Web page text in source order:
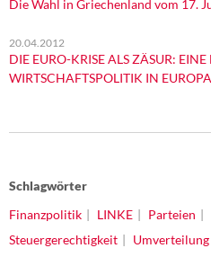
Die Wahl in Griechenland vom 17.
20.04.2012
DIE EURO-KRISE ALS ZÄSUR:
WIRTSCHAFTSPOLITIK IN EUROPA
Schlagwörter
Finanzpolitik
LINKE Parteien
Steuergerechtigkeit
Umverteilung